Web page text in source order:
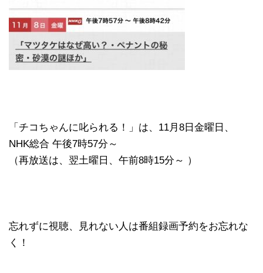
「チコちゃんに叱られる！」​は、11月8日金曜日、
NHK総合 午後7時57分～
（再放送は、翌土曜日、午前8時15分～ ）
忘れずに視聴、見れない人は番組録画予約をお忘れな
く！